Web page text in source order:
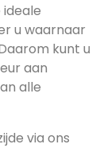
u waarnaar
kunt u
aan
alle
via ons